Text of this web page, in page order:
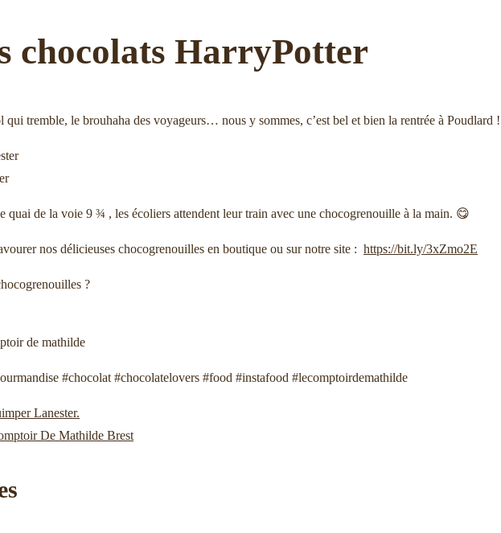
chocolats HarryPotter
qui tremble, le brouhaha des voyageurs… nous y sommes, c’est bel et bien la rentrée à Poudlard !
quai de la voie 9 ¾ , les écoliers attendent leur train avec une chocogrenouille à la main. 😋
nos délicieuses chocogrenouilles en boutique ou sur notre site : https://bit.ly/3xZmo2E
?
de mathilde
#chocolat #chocolatelovers #food #instafood #lecomptoirdemathilde
Lanester.
De Mathilde Brest